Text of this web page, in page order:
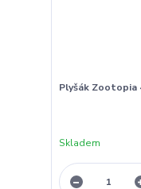
Plyšák Zootopia
Skladem